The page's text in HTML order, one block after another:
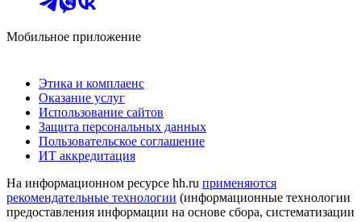
Мобильное приложение
Этика и комплаенс
Оказание услуг
Использование сайтов
Защита персональных данных
Пользовательское соглашение
ИТ аккредитация
На информационном ресурсе hh.ru применяются
рекомендательные технологии (информационные технологии
предоставления информации на основе сбора, систематизации